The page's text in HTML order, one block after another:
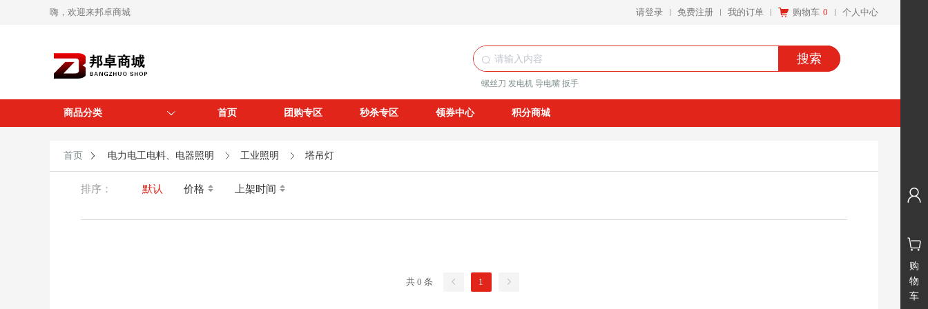
嗨，欢迎来邦卓商城 请登录 免费注册 我的订单 购物车 0 个人中心
搜索
螺丝刀 发电机 导电嘴 扳手
商品分类 首页 团购专区 秒杀专区 领券中心 积分商城
购
物
车
首页 电力电工电料、电器照明 工业照明 塔吊灯
排序： 默认 价格 上架时间
共 0 条 1